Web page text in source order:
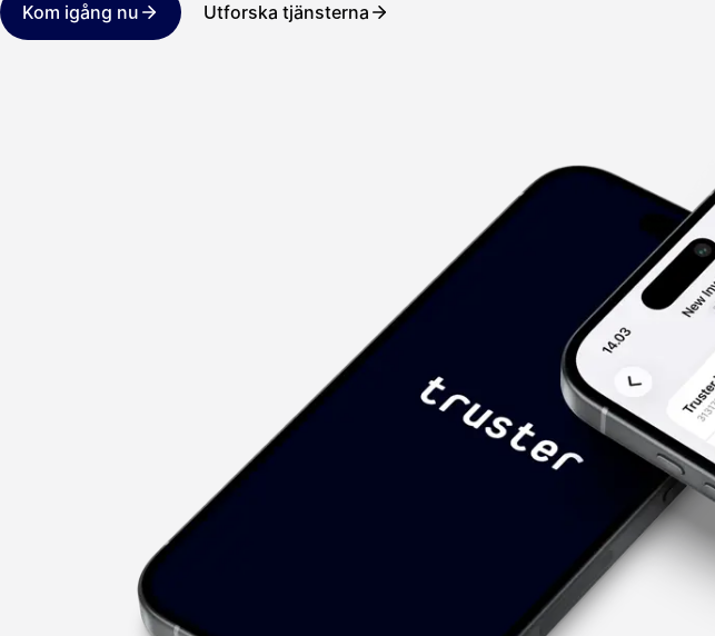
Kom igång nu Utforska tjänsterna